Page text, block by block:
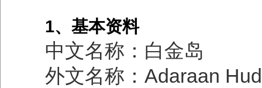
1、基本资料
中文名称：白金岛
外文名称：Adaraan